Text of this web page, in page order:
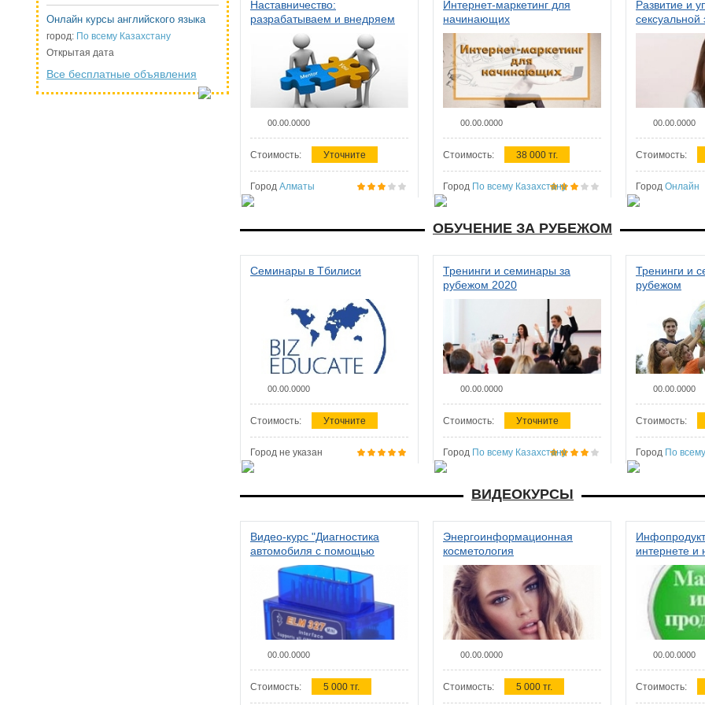
Онлайн курсы английского языка
город: По всему Казахстану
Открытая дата
Все бесплатные объявления
Наставничество:
разрабатываем и внедряем
систему наставничества в
организации
00.00.0000
Стоимость: Уточните
Город Алматы
Интернет-маркетинг для
начинающих
00.00.0000
Стоимость: 38 000 тг.
Город По всему Казахстану
Развитие и
сексуальной
женщин
00.00.0000
Стоимость:
Город Онлайн
ОБУЧЕНИЕ ЗА РУБЕЖОМ
Семинары в Тбилиси
00.00.0000
Стоимость: Уточните
Город не указан
Тренинги и семинары за
рубежом 2020
00.00.0000
Стоимость: Уточните
Город По всему Казахстану
Тренинги и
рубежом
00.00.0000
Стоимость:
Город По
ВИДЕОКУРСЫ
Видео-курс "Диагностика
автомобиля с помощью
сканера ELM 327"
00.00.0000
Стоимость: 5 000 тг.
Энергоинформационная
косметология
00.00.0000
Стоимость: 5 000 тг.
интернете и
00.00.0000
Стоимость: